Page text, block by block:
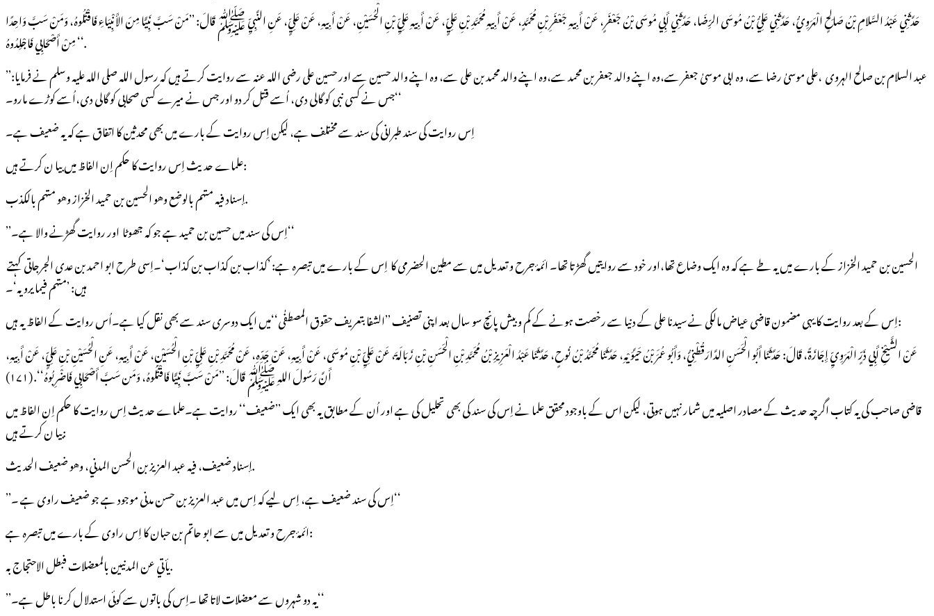
حَدَّثَنِي عَبْدُ السَّلامِ بْنُ صَالِحٍ الْهَرَوِيُّ، حَدَّثَنِي عَلِيُّ بْنُ مُوسَى الرِّضَا، حَدَّثَنِي أَبِي مُوسَى بْنُ جَعْفَرٍ، عَنْ أَبِيهِ جَعْفَرِ بْنِ مُحَمَّدٍ، عَنْ أَبِيهِ مُحَمَّدِ بْنِ عَلِيٍّ، عَنْ أَبِيهِ عَلِيِّ بْنِ الْحُسَيْنِ، عَنْ أَبِيهِ، عَنْ عَلِيٍّ، عَنِ النَّبِيِّ ﷺ قَالَ: ’’مَنْ سَبَّ نَبِيًّا مِنَ الأَنْبِيَاءِ فَاقْتُلُوهُ، وَمَنْ سَبَّ وَاحِدًا
مِنْ أَصْحَابِي فَاجْلِدُوهُ ‘‘.
’’عبد السلام بن صالح الہروی ،علی موسیٰ رضا سے، وہ ابی موسیٰ جعفر سے،وہ اپنے والد جعفر بن محمد سے،وہ اپنے والد محمد بن علی سے، وہ اپنے والد حسین سے اور حسین علی رضی اللہ عنہ سے روایت کرتے ہیں کہ رسول اللہ صلی اللہ علیہ وسلم نے فرمایا:
جس نے کسی نبی کو گالی دی، اُسے قتل کر دو اور جس نے میرے کسی صحابی کو گالی دی،اُسے کوڑے مارو۔‘‘
اِس روایت کی سند طبرانی کی سند سے مختلف ہے، لیکن اِس روایت کے بارے میں بھی محدثین کا اتفاق ہے کہ یہ ضعیف ہے۔
علماے حدیث اِس روایت کا حکم اِن الفاظ میں بیا ن کرتے ہیں:
إسناد فيه متهم بالوضع وهو الحسين بن حميد الخزاز وهو متهم بالكذب.
’’اِس کی سند میں حسین بن حمید ہے جو کہ جھوٹا اور روایت گھڑنے والا ہے۔‘‘
ہیں: ’متهم فيما يرويه‘۔
اِس کے بعد روایت کا یہی مضمون قاضی عیاض مالکی نے سیدنا علی کے دنیا سے رخصت ہونے کے کم و بیش پانچ سو سال بعد اپنی تصنیف ’’الشفا بتعریف حقوق المصطفٰی‘‘میں ایک دوسری سند سے بھی نقل کیا ہے۔اُس روایت کے الفاظ یہ ہیں:
عَنْ الشَّيْخِ أَبِي ذَرٍّ الْهَرَوِيِّ إِجَازَةً، قَالَ: حَدَّثَنَا أَبُو الْحَسَنِ الدَّارَقُطْنِيُّ، وَأَبُو عُمَرَ بْنُ حَيَّوَيْهِ، حَدَّثَنَا مُحَمَّدُ بْنُ نُوحٍ، حَدَّثَنَا عَبْدُ الْعَزِيزِ بْنُ مُحَمَّدِ بْنِ الْحَسَنِ بْنِ زَبَالَةَ، عَنْ عَلِيِّ بْنِ مُوسَى، عَنْ أَبِيهِ، عَنْ جَدِّهِ، عَنْ مُحَمَّدِ بْنِ عَلِيِّ بْنِ الْحُسَيْنِ، عَنْ أَبِيهِ، عَنِ الْحُسَيْنِ بْنِ عَلِيٍّ، عَنْ أَبِيهِ،
أَنَّ رَسُولَ اللهِ ﷺ قَالَ: ’’مَنْ سَبَّ نَبِيًّا فَاقْتُلُوهُ، وَمَن سَبَّ أَصْحَابِي فَاضْرِبُوهُ‘‘. (۱۷۱)
قاضی صاحب کی یہ کتاب اگرچہ حدیث کے مصادر اصلیہ میں شمار نہیں ہوتی، لیکن اس کے باوجود محقق علما نے اِس کی سند کی بھی تحلیل کی ہے اور اُن کے مطابق یہ بھی ایک ’’ضعیف‘‘ روایت ہے۔علماے حدیث اِس روایت کا حکم اِن الفاظ میں
بیا ن کرتے ہیں:
إسناد ضعيف، فيه عبد العزيز بن الحسن المدني، وهو ضعيف الحديث.
’’اِس کی سند ضعیف ہے، اِس لیے کہ اِس میں عبد العزیز بن حسن مدنی موجود ہے جو ضعیف راوی ہے ۔‘‘
ائمۂ جرح و تعدیل میں سے ابو حاتم بن حبان کا اِس راوی کے بارے میں تبصرہ ہے:
يأتي عن المدنيين بالمعضلات فبطل الاحتجاج به.
’’یہ دو شہروں سے معضلات لاتا تھا ۔اِس کی باتوں سے کوئی استدلا ل کرنا باطل ہے۔‘‘